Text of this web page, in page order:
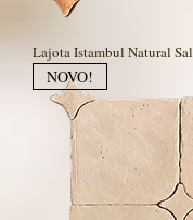
Lajota Istambul Natural
NOVO!